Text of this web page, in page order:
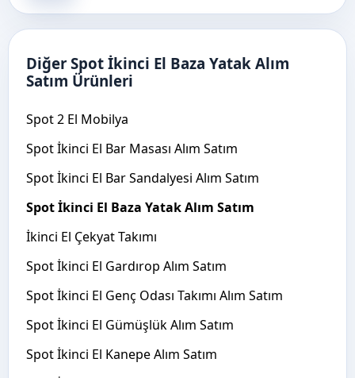
Diğer Spot İkinci El Baza Yatak Alım
Satım Ürünleri
Spot 2 El Mobilya
Spot İkinci El Bar Masası Alım Satım
Spot İkinci El Bar Sandalyesi Alım Satım
Spot İkinci El Baza Yatak Alım Satım
İkinci El Çekyat Takımı
Spot İkinci El Gardırop Alım Satım
Spot İkinci El Genç Odası Takımı Alım Satım
Spot İkinci El Gümüşlük Alım Satım
Spot İkinci El Kanepe Alım Satım